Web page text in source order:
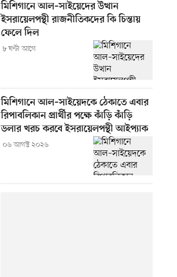
মিশিগানে আল–সাইয়েদের উত্থান
ইসরায়েলপন্থী রাজনীতিকদের কি চিন্তায়
ফেলে দিল
৮ ঘণ্টা আগে
মিশিগানে আল–সাইয়েদকে ঠেকাতে এবার
রিপাবলিকান প্রার্থীর পক্ষে কাঁড়ি কাঁড়ি
ডলার খরচ করবে ইসরায়েলপন্থী আইপ্যাক
০৬ আগস্ট ২০২৬